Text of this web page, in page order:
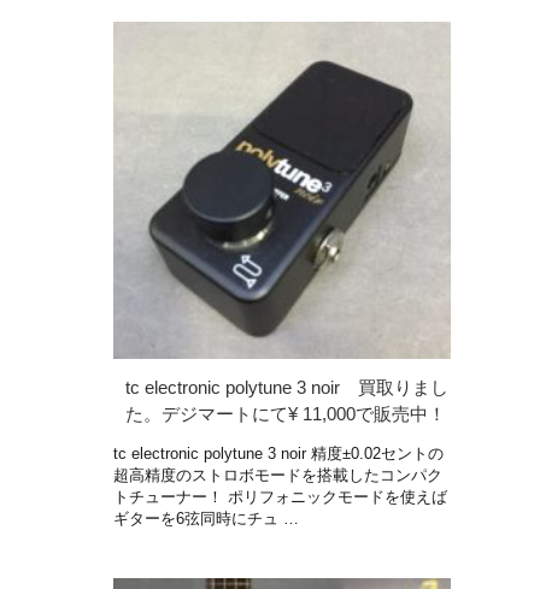
tc electronic polytune 3 noir 買取りまし
た。デジマートにて¥ 11,000で販売中！
tc electronic polytune 3 noir 精度±0.02セントの
超高精度のストロボモードを搭載したコンパク
トチューナー！ ポリフォニックモードを使えば
ギターを6弦同時にチュ …